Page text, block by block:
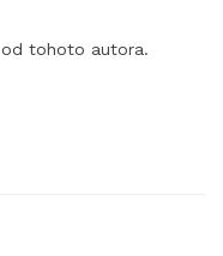
od tohoto autora.